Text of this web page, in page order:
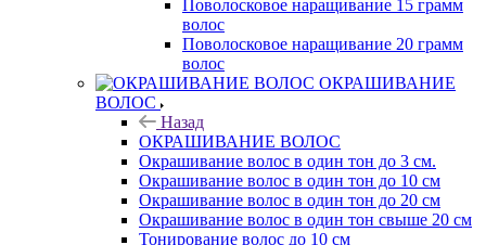
Поволосковое наращивание 15 грамм
волос
Поволосковое наращивание 20 грамм
волос
ОКРАШИВАНИЕ
ВОЛОС
Назад
ОКРАШИВАНИЕ ВОЛОС
Окрашивание волос в один тон до 3 см.
Окрашивание волос в один тон до 10 см
Окрашивание волос в один тон до 20 см
Окрашивание волос в один тон свыше 20 см
Тонирование волос до 10 см